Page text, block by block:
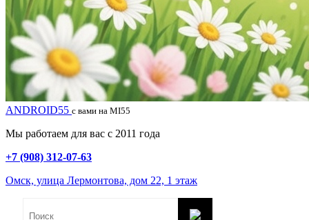
ANDROID55 с вами на MI55
Мы работаем для вас с 2011 года
+7 (908) 312-07-63
Омск, улица Лермонтова, дом 22, 1 этаж